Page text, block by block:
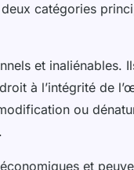
catégories
et inaliénables.
à l’intégrité de
ou
et